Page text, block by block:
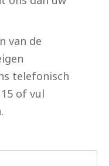
van de
telefonisch
of vul